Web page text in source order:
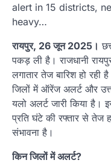
alert in 15 districts,
heavy…
रायपुर, 26 जून 2025।
पकड़ ली है। राजधानी
लगातार तेज बारिश हो
जिलों में ऑरेंज अलर्ट और
यलो अलर्ट जारी किया
प्रति घंटे की रफ्तार से तेज
संभावना है।
किन जिलों में अलर्ट?